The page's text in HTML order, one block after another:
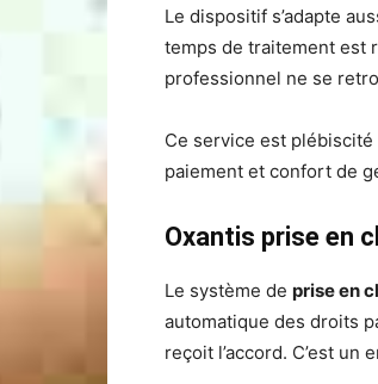
Le dispositif s’adapte
temps de traitement est
professionnel ne se
Ce service est
paiement et confort de
Oxantis prise en
Le système de prise en
automatique des droits
reçoit l’accord. C’est un